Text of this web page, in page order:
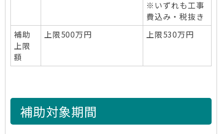
※いずれも工事
費込み・税抜き
補助
上限
額
上限500万円 上限530万円
補助対象期間